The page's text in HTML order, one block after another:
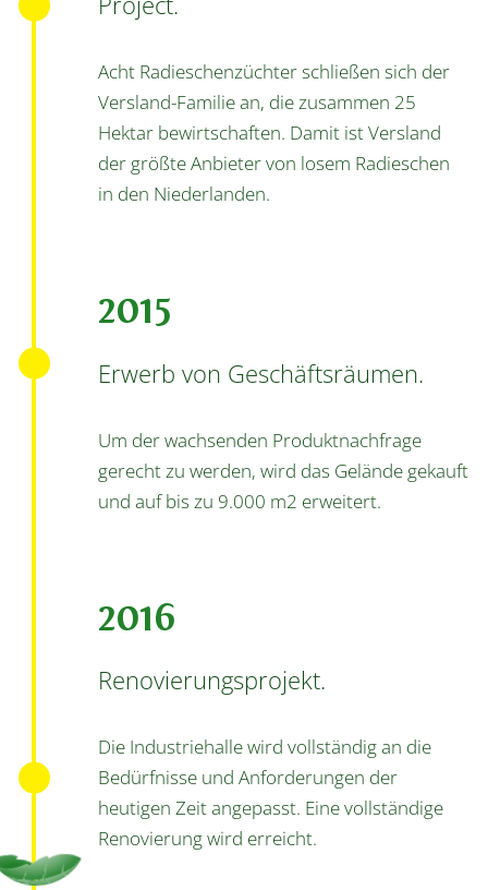
Acht Radieschenzüchter schließen sich der
Versland-Familie an, die zusammen 25
Hektar bewirtschaften. Damit ist Versland
der größte Anbieter von losem Radieschen
in den Niederlanden.
2015
Erwerb von Geschäftsräumen.
Um der wachsenden Produktnachfrage
gerecht zu werden, wird das Gelände gekauft
und auf bis zu 9.000 m2 erweitert.
2016
Renovierungsprojekt.
Die Industriehalle wird vollständig an die
Bedürfnisse und Anforderungen der
heutigen Zeit angepasst. Eine vollständige
Renovierung wird erreicht.